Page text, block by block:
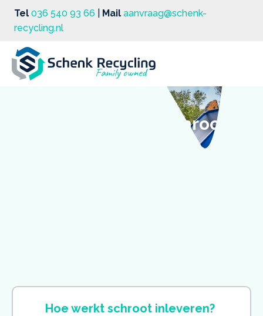
Tel 036 540 93 66 Mail aanvraag@schenk-
recycling.nl
Makkelijk en snel schroot
Hoe werkt schroot inleveren?